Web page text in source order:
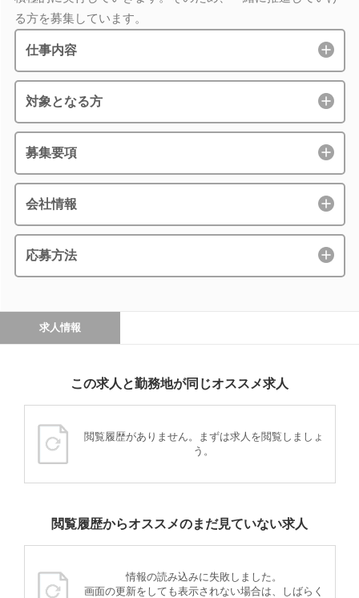
る方を募集しています。
仕事内容
対象となる方
募集要項
会社情報
応募方法
求人情報
この求人と勤務地が同じオススメ求人
閲覧履歴がありません。まずは求人を閲覧しましょ
う。
閲覧履歴からオススメのまだ見ていない求人
情報の読み込みに失敗しました。
画面の更新をしても表示されない場合は、しばらく